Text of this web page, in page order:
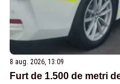
8 aug. 2026, 13:09
Furt de 1.500 de metri